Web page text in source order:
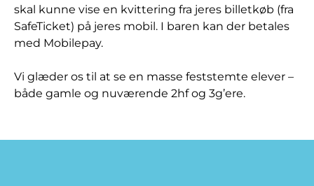
skal kunne vise en kvittering fra jeres billetkøb (fra
SafeTicket) på jeres mobil. I baren kan der betales
med Mobilepay.
Vi glæder os til at se en masse feststemte elever –
både gamle og nuværende 2hf og 3g’ere.